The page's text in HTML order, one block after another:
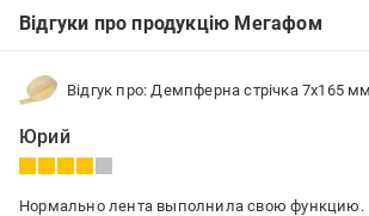
Відгуки про продукцію Мегафом
Відгук про: Демпферна стрічка 7x165
Юрий
Нормально лента выполнила свою функцию.